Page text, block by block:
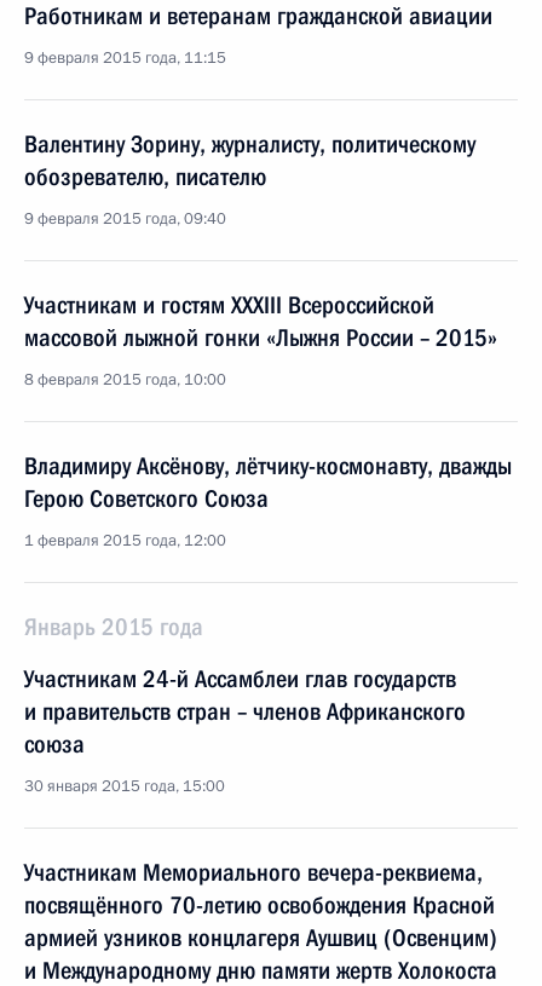
Работникам и ветеранам гражданской авиации
9 февраля 2015 года, 11:15
Валентину Зорину, журналисту, политическому
обозревателю, писателю
9 февраля 2015 года, 09:40
Участникам и гостям XXXIII Всероссийской
массовой лыжной гонки «Лыжня России – 2015»
8 февраля 2015 года, 10:00
Владимиру Аксёнову, лётчику-космонавту, дважды
Герою Советского Союза
1 февраля 2015 года, 12:00
Январь 2015 года
Участникам 24-й Ассамблеи глав государств
и правительств стран – членов Африканского
союза
30 января 2015 года, 15:00
Участникам Мемориального вечера-реквиема,
посвящённого 70-летию освобождения Красной
армией узников концлагеря Аушвиц (Освенцим)
и Международному дню памяти жертв Холокоста